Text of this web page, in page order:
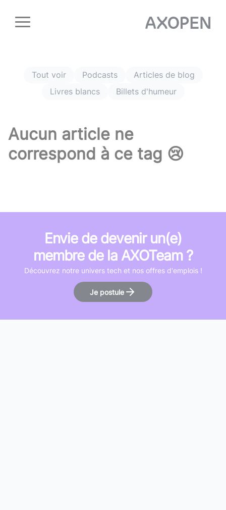
Tout voir Podcasts
Articles de blog
Livres blancs
Billets d'humeur
Aucun article ne
correspond à ce tag 😢
Envie de devenir un(e)
membre de la AXOTeam ?
Découvrez notre univers tech et nos offres d'emplois !
Je postule